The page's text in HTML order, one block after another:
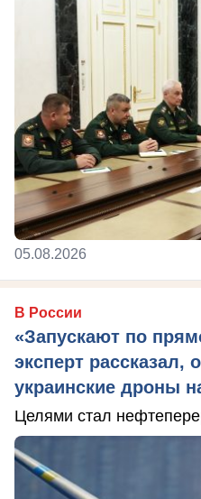
05.08.2026
В России
«Запускают по
эксперт рассказал,
украинские дроны
Целями стал